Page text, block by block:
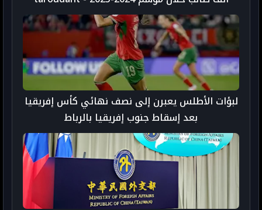
press
لبؤات الأطلس يعبرن إلى نصف نهائي كأس إفريقيا
بعد إسقاط جنوب إفريقيا بالرباط